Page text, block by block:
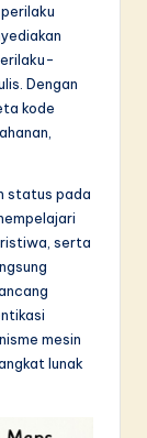
Dengan
kode
status pada
serta
mesin
lunak